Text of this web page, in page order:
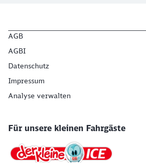
AGB
AGBI
Datenschutz
Impressum
Analyse verwalten
Für unsere kleinen Fahrgäste